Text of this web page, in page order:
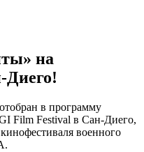
на
Диего!
в программу
Film Festival в Сан-Диего,
военного